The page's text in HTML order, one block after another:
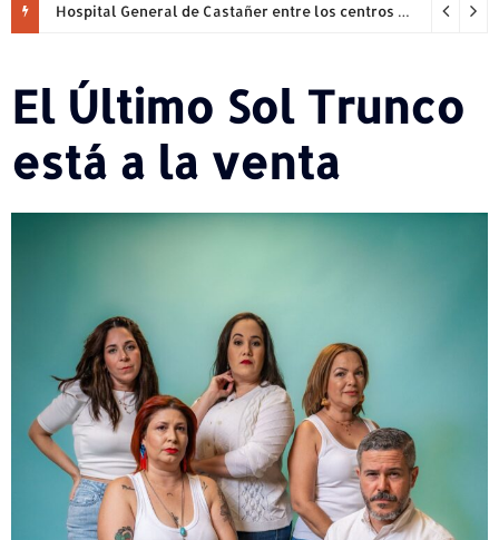
Hospital General de Castañer entre los centros de salud comunitarios con mejor desempeño clínico de Estados Unidos
El Último Sol Trunco
está a la venta